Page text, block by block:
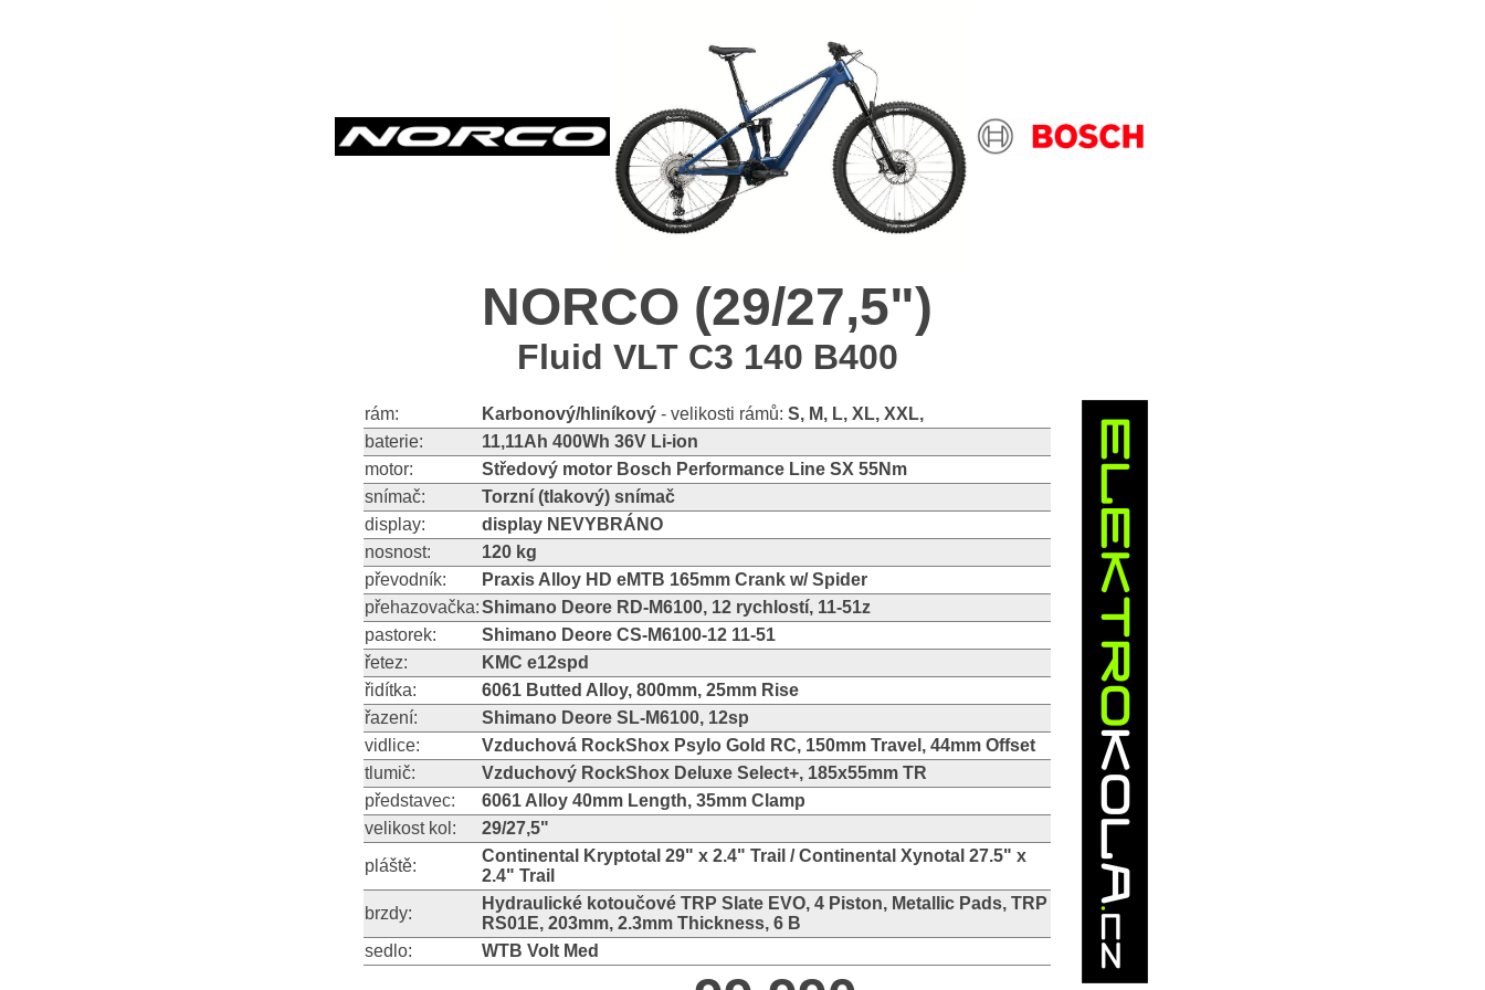
NORCO (29/27,5")
Fluid VLT C3 140 B400
rám: Karbonový/hliníkový - velikosti rámů: S, M, L, XL, XXL,
baterie:
11,11Ah 400Wh 36V Li-ion
motor:
Středový motor Bosch Performance Line SX 55Nm
snímač:
Torzní (tlakový) snímač
display:
display NEVYBRÁNO
nosnost:
120 kg
převodník:
Praxis Alloy HD eMTB 165mm Crank w/ Spider
přehazovačka:Shimano Deore RD-M6100, 12 rychlostí, 11-51z
pastorek:
Shimano Deore CS-M6100-12 11-51
řetez:
KMC e12spd
řidítka:
6061 Butted Alloy, 800mm, 25mm Rise
řazení:
Shimano Deore SL-M6100, 12sp
vidlice:
Vzduchová RockShox Psylo Gold RC, 150mm Travel, 44mm Offset
tlumič:
Vzduchový RockShox Deluxe Select+, 185x55mm TR
představec:
6061 Alloy 40mm Length, 35mm Clamp
velikost kol:
29/27,5"
pláště:
Continental Kryptotal 29" x 2.4" Trail / Continental Xynotal 27.5" x
2.4" Trail
brzdy:
Hydraulické kotoučové TRP Slate EVO, 4 Piston, Metallic Pads, TRP
RS01E, 203mm, 2.3mm Thickness, 6 B
sedlo:
WTB Volt Med